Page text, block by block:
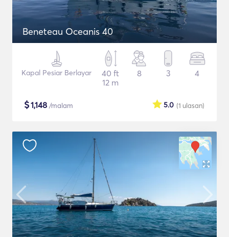
Beneteau Oceanis 40
Kapal Pesiar Berlayar
40 ft
12 m
8 3 4
$1,148 /malam (1 ulasan)
5.0